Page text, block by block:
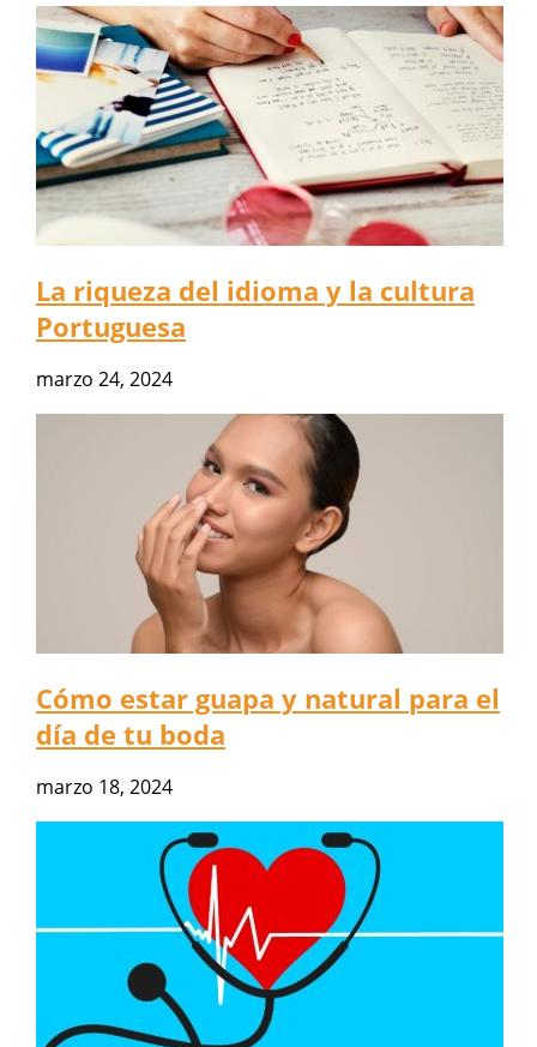
La riqueza del idioma y la cultura
Portuguesa
marzo 24, 2024
Cómo estar guapa y natural para el
día de tu boda
marzo 18, 2024